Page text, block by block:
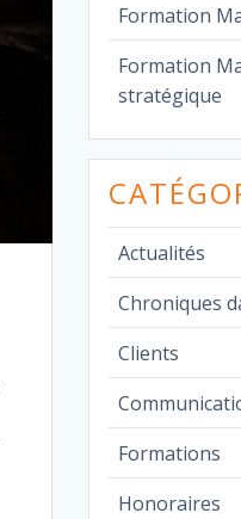
Formation
Formation
stratégique
Actualités
Chroniques
Clients
Formations
Honoraires